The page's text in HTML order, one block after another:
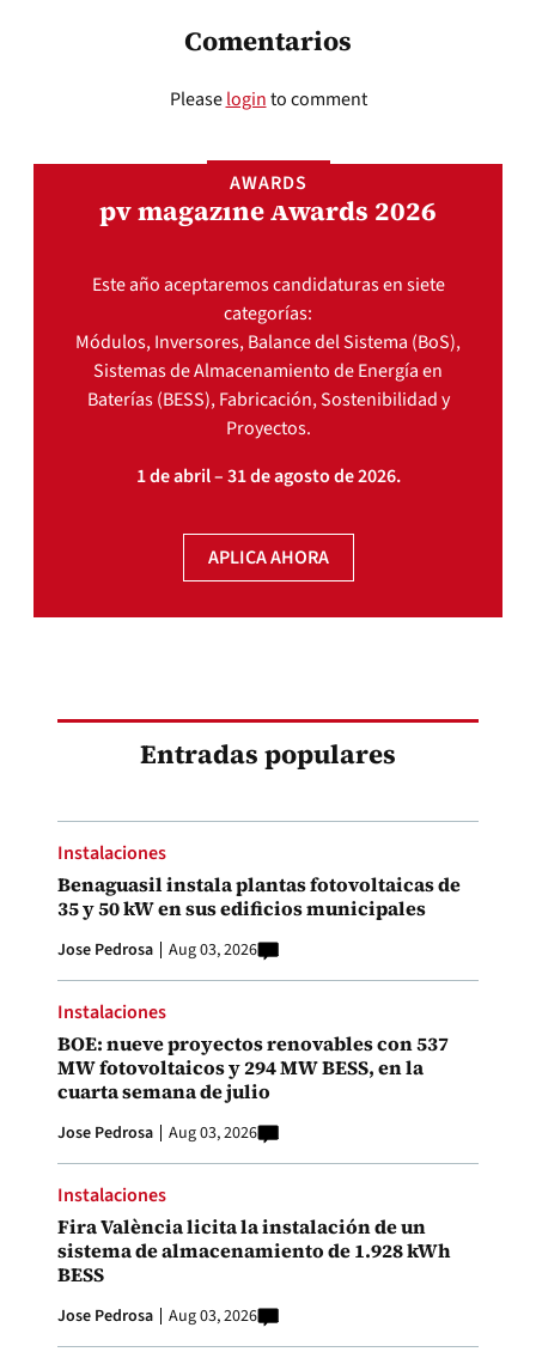
Comentarios
Pleaseloginto comment
AWARDS
pv magazine Awards 2026
Este año aceptaremos candidaturas en siete
categorías:
Módulos, Inversores, Balance del Sistema (BoS),
Sistemas de Almacenamiento de Energía en
Baterías (BESS), Fabricación, Sostenibilidad y
Proyectos.
1 de abril – 31 de agosto de 2026.
APLICA AHORA
Entradas populares
Instalaciones
Benaguasil instala plantas fotovoltaicas de
35 y 50 kW en sus edificios municipales
Jose Pedrosa Aug 03, 2026
Instalaciones
BOE: nueve proyectos renovables con 537
MW fotovoltaicos y 294 MW BESS, en la
cuarta semana de julio
Jose Pedrosa Aug 03, 2026
Instalaciones
Fira València licita la instalación de un
sistema de almacenamiento de 1.928 kWh
BESS
Jose Pedrosa Aug 03, 2026